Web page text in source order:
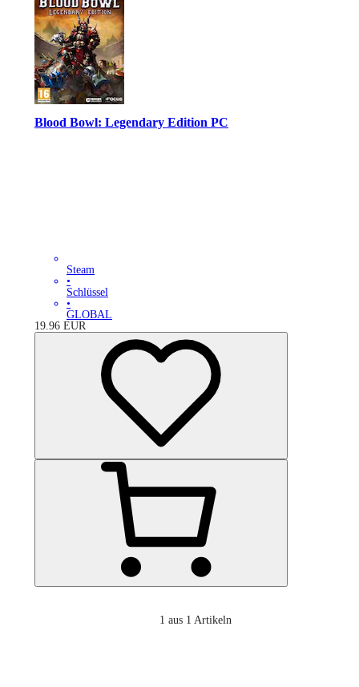
Blood Bowl: Legendary Edition PC
Steam
•
Schlüssel
•
GLOBAL
19.96 EUR
1 aus 1 Artikeln